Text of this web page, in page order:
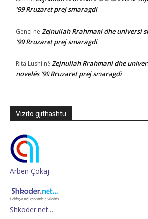
‘99 Rruzaret prej smaragdi
Genci në Zejnullah Rrahmani dhe universi
‘99 Rruzaret prej smaragdi
Rita Lushi në Zejnullah Rrahmani dhe
novelës ‘99 Rruzaret prej smaragdi
Vizito gjithashtu
Arben Çokaj
Shkoder.net…